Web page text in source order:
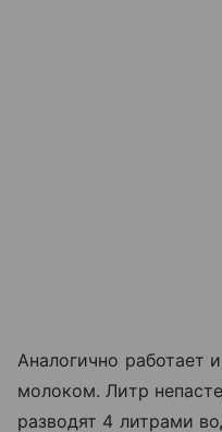
Аналогично работает
молоком. Литр
разводят 4 литрами